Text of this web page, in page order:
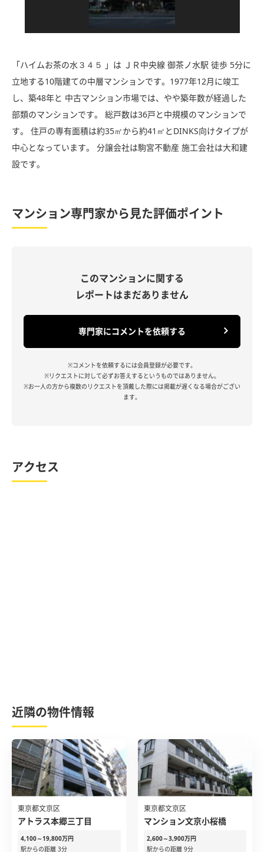
「ハイムお茶の水３４５ 」は ＪＲ中央線 御茶ノ水駅 徒歩 5分に
立地する10階建ての中層マンションです。1977年12月に竣工
し、築48年と 中古マンション市場では、やや築年数が経過した
部類のマンションです。 総戸数は36戸と中規模のマンションで
す。 住戸の専有面積は約35㎡から約41㎡とDINKS向けタイプが
中心となっています。 分譲会社は駒宮不動産 施工会社は大和建
設です。
マンション専門家から見た評価ポイント
このマンションに関する
レポートはまだありません
専門家にコメントを依頼する
※コメントを依頼するには会員登録が必要です。
※リクエストに対して必ずお答えするというものではありません。
※お一人の方から複数のリクエストを頂戴した際には掲載が遅くなる場合がござい
ます。
アクセス
近隣の物件情報
東京都文京区
アトラス本郷三丁目
4,100～19,800万円
駅からの距離 3分
東京都文京区
マンション文京小桜橋
2,600～3,900万円
駅からの距離 9分